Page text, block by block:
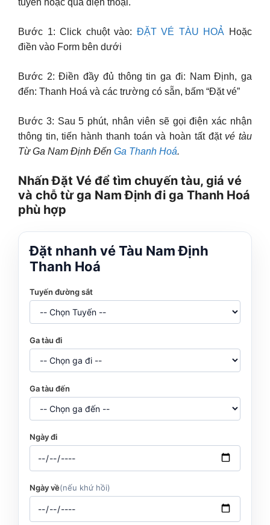
Bước 1: Click chuột vào: ĐẶT VÉ TÀU HOẢ Hoặc
điền vào Form bên dưới
Bước 2: Điền đầy đủ thông tin ga đi: Nam Định, ga
đến: Thanh Hoá và các trường có sẵn, bấm “Đặt vé”
Bước 3: Sau 5 phút, nhân viên sẽ gọi điện xác nhận
thông tin, tiến hành thanh toán và hoàn tất đặt vé tàu
Từ Ga Nam Định Đến Ga Thanh Hoá.
Nhấn Đặt Vé để tìm chuyến tàu, giá vé
và chỗ từ ga Nam Định đi ga Thanh Hoá
phù hợp
Đặt nhanh vé Tàu Nam Định
Thanh Hoá
Tuyến đường sắt
Ga tàu đi
Ga tàu đến
Ngày đi
Ngày về(nếu khứ hồi)